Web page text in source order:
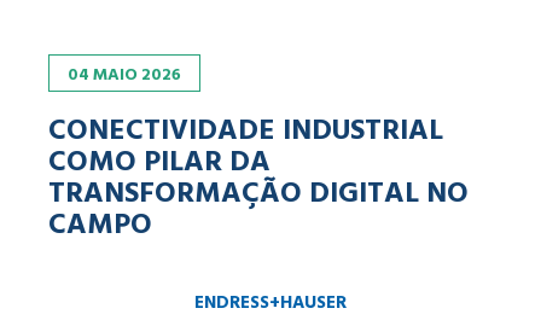
04MAIO 2026
CONECTIVIDADE INDUSTRIAL
COMO PILAR DA
TRANSFORMAÇÃO DIGITAL NO
CAMPO
ENDRESS+HAUSER